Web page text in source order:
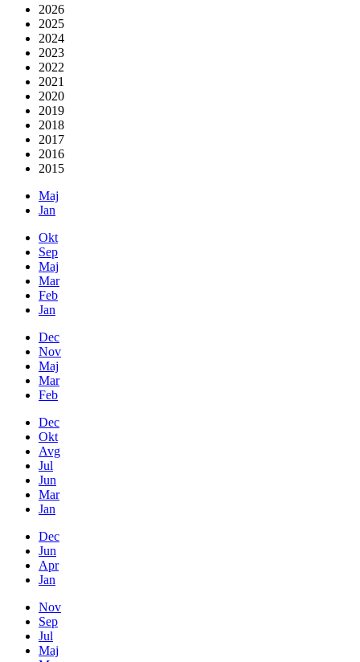
2026
2025
2024
2023
2022
2021
2020
2019
2018
2017
2016
2015
Maj
Jan
Okt
Sep
Maj
Mar
Feb
Jan
Dec
Nov
Maj
Mar
Feb
Dec
Okt
Avg
Jul
Jun
Mar
Jan
Dec
Jun
Apr
Jan
Nov
Sep
Jul
Maj